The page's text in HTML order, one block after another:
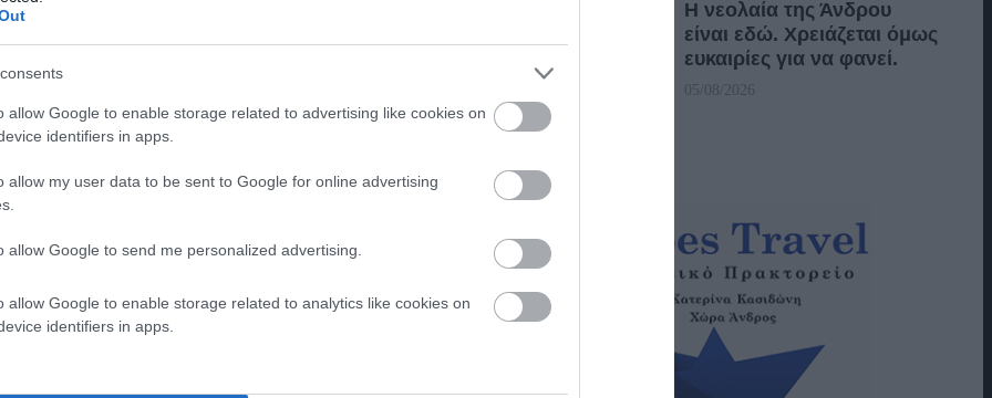
allow Google to enable storage related to advertising like cookies on
identifiers in apps.
allow my user data to be sent to Google for online advertising
allow Google to send me personalized advertising.
allow Google to enable storage related to analytics like cookies on
identifiers in apps.
Έγιναν μηνύσεις και ζητήθηκε άρση τηλεφωνικού
περάσει στον ΦΟΔΣΑ-Περιφέρεια και οι υποψήφιοι
Και να πουν αν στηρίζουν το έργο του νέου ΧΥΤΥ που
και ο ΦΟΔΣΑ.
των απορριμμάτων. Δεν θα εξετάσω ποιος και
πρόσημο όλης αυτής της επαναλαμβανόμενης
Η νεολαία της Άνδρου
είναι εδώ. Χρειάζεται όμως
ευκαιρίες για να φανεί.
05/08/2026